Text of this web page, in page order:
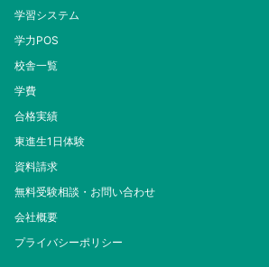
学習システム
学力POS
校舎一覧
学費
合格実績
東進生1日体験
資料請求
無料受験相談・お問い合わせ
会社概要
プライバシーポリシー